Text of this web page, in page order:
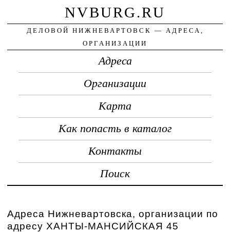
NVBURG.RU
ДЕЛОВОЙ НИЖНЕВАРТОВСК — АДРЕСА,
ОРГАНИЗАЦИИ
Адреса
Организации
Карта
Как попасть в каталог
Контакты
Поиск
Адреса Нижневартовска, организации по
адресу ХАНТЫ-МАНСИЙСКАЯ 45